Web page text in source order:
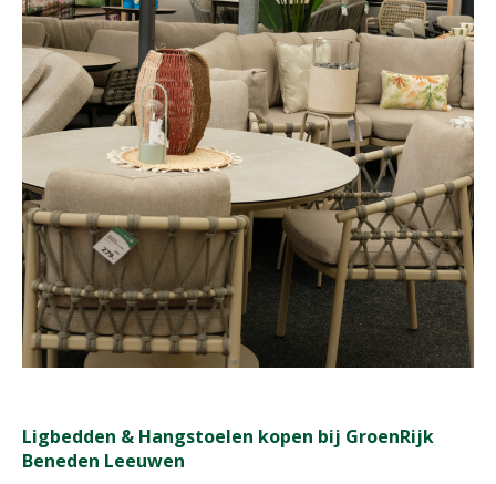
Ligbedden & Hangstoelen kopen bij GroenRijk
Beneden Leeuwen